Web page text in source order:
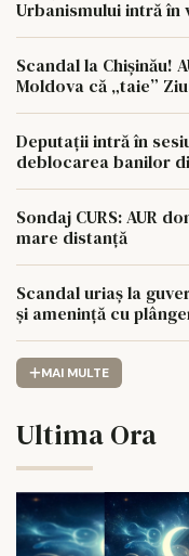
Urbanismului intră în
Scandal la Chișinău!
Moldova că „taie”
Deputații intră în
deblocarea banilor
Sondaj CURS: AUR
mare distanță
Scandal uriaș la
și amenință cu
MAI MULTE
Ultima Ora